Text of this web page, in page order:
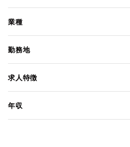
業種
勤務地
求人特徴
年収